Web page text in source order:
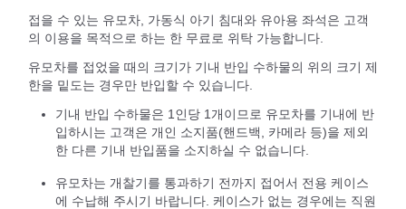
접을 수 있는 유모차, 가동식 아기 침대와 유아용 좌석은 고객
의 이용을 목적으로 하는 한 무료로 위탁 가능합니다.
유모차를 접었을 때의 크기가 기내 반입 수하물의 위의 크기 제
한을 밑도는 경우만 반입할 수 있습니다.
기내 반입 수하물은 1인당 1개이므로 유모차를 기내에 반
입하시는 고객은 개인 소지품(핸드백, 카메라 등)을 제외
한 다른 기내 반입품을 소지하실 수 없습니다.
유모차는 개찰기를 통과하기 전까지 접어서 전용 케이스
에 수납해 주시기 바랍니다. 케이스가 없는 경우에는 직원